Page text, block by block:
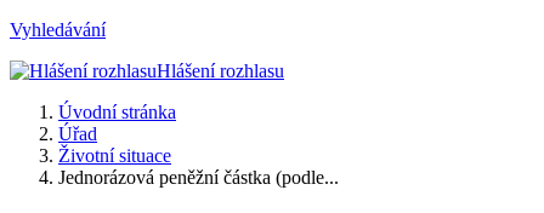
Vyhledávání
Hlášení rozhlasu
Úvodní stránka
Úřad
Životní situace
Jednorázová peněžní částka (podle...